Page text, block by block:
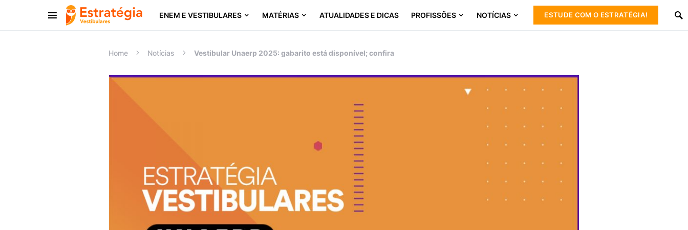
ENEM E VESTIBULARES MATÉRIAS ATUALIDADES E DICAS PROFISSÕES NOTÍCIAS ESTUDE COM O ESTRATÉGIA!
Procurar:
Home Notícias Vestibular Unaerp 2025: gabarito está disponível; confira